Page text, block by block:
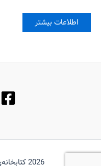
اطلاعات بیشتر
2026 کتابخانه‌ی مهرگان ©Copyright